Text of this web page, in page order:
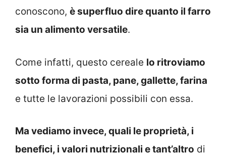
conoscono, è superfluo dire quanto il farro
sia un alimento versatile.
Come infatti, questo cereale lo ritroviamo
sotto forma di pasta, pane, gallette, farina
e tutte le lavorazioni possibili con essa.
Ma vediamo invece, quali le proprietà, i
benefici, i valori nutrizionali e tant’altro di